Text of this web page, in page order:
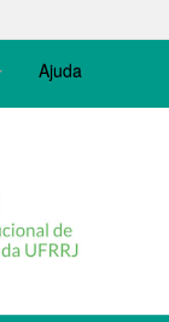
Ajuda